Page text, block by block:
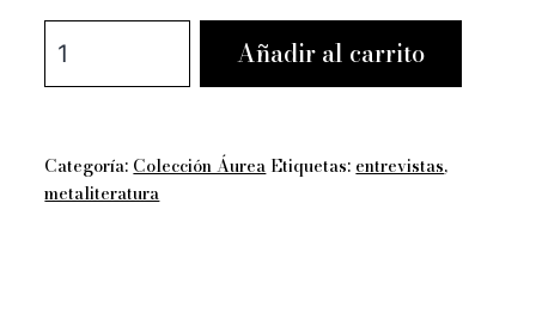
Llega
el
quiere
Añadir al carrito
Categoría: Colección Áurea Etiquetas: entrevistas,
metaliteratura